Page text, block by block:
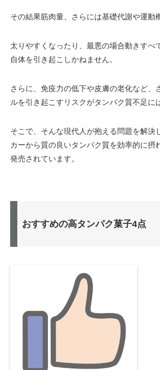
その結果筋肉量、さらには基礎代謝や運動
太りやすくなったり、最悪の場合動きすべ
自体を引き起こしかねません。
さらに、免疫力の低下や皮膚の老化など、
ルを引き起こすリスクがタンパク質不足に
そこで、そんな現代人が抱える問題を解決
カーから質の良いタンパク質を効率的に摂
発売されています。
おすすめの高タンパク菓子4点